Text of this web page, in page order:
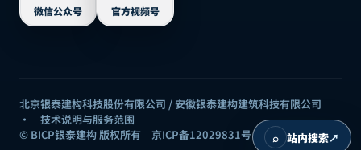
微信公众号 官方视频号
北京银泰建构科技股份有限公司 / 安徽银泰建构建筑科技有限公司
· 技术说明与服务范围
© BICP银泰建构 版权所有
京ICP备12029831号 ⌕ 站内搜索↗